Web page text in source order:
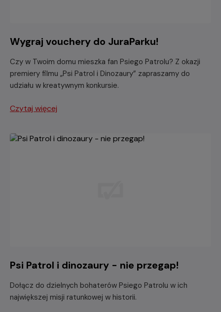
Wygraj vouchery do JuraParku!
Czy w Twoim domu mieszka fan Psiego Patrolu? Z okazji
premiery filmu „Psi Patrol i Dinozaury” zapraszamy do
udziału w kreatywnym konkursie.
Czytaj więcej
Psi Patrol i dinozaury - nie przegap!
Dołącz do dzielnych bohaterów Psiego Patrolu w ich
największej misji ratunkowej w historii.